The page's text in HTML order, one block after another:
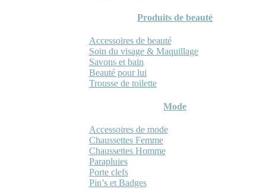
Produits de beauté
Accessoires de beauté
Soin du visage & Maquillage
Savons et bain
Beauté pour lui
Trousse de toilette
Mode
Accessoires de mode
Chaussettes Femme
Chaussettes Homme
Parapluies
Porte clefs
Pin’s et Badges